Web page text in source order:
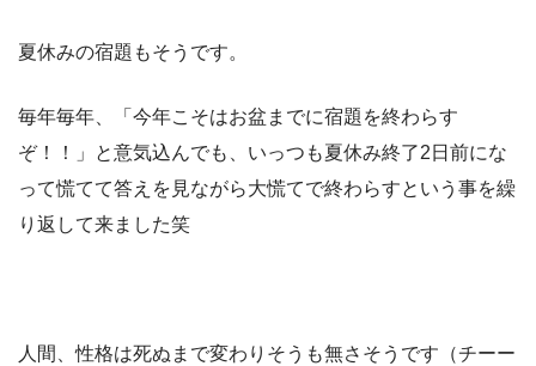
夏休みの宿題もそうです。
毎年毎年、「今年こそはお盆までに宿題を終わらす
ぞ！！」と意気込んでも、いっつも夏休み終了2日前にな
って慌てて答えを見ながら大慌てで終わらすという事を繰
り返して来ました笑
人間、性格は死ぬまで変わりそうも無さそうです（チーー